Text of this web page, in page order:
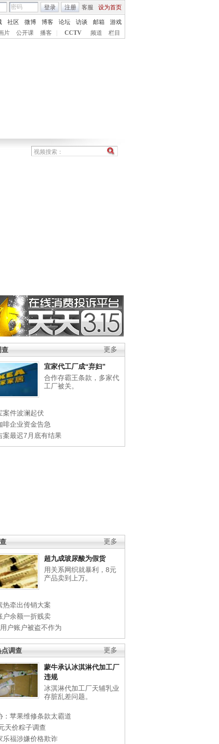
客服 设为首页
登录 注册
社区 微博 博客 论坛 访谈 邮箱
游戏
片 公开课 播客 CCTV 频道 栏目
更多
查
宜家代工厂成“弃妇”
合作存霸王条款，多家代
工厂被关。
案件波澜起伏
啡企业资金告急
案最迟7月底有结果
更多
超九成玻尿酸为假货
用关系网织就暴利，8元
产品卖到上万。
热牵出传销大案
户余额一折贱卖
户账户被盗不作为
更多
点调查
蒙牛承认冰淇淋代加工厂
违规
冰淇淋代加工厂天辅乳业
存脏乱差问题。
：苹果维修条款太霸道
天价粽子调查
乐福涉嫌价格欺诈